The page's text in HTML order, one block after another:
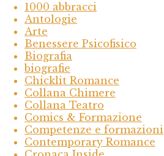
1000 abbracci
Antologie
Arte
Benessere Psicofisico
Biografia
biografie
Chicklit Romance
Collana Chimere
Collana Teatro
Comics & Formazione
Competenze e formazioni
Contemporary Romance